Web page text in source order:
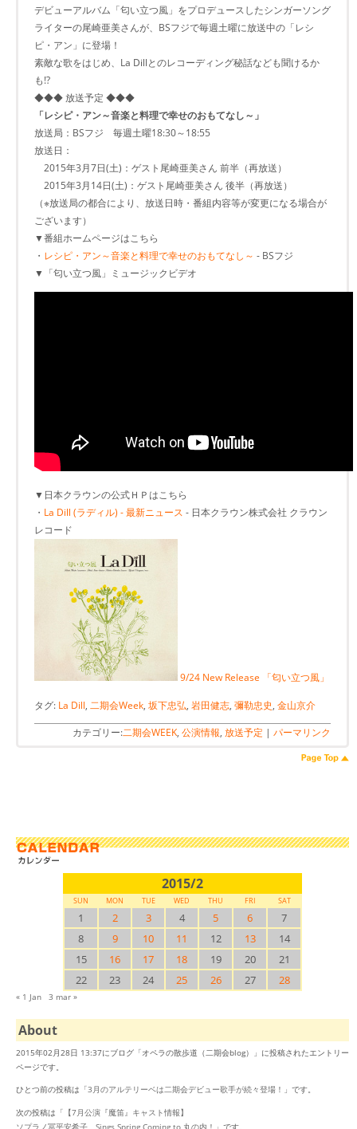
デビューアルバム「匂い立つ風」をプロデュースしたシンガーソング
ライターの尾崎亜美さんが、BSフジで毎週土曜に放送中の「レシ
ピ・アン」に登場！
素敵な歌をはじめ、La Dillとのレコーディング秘話なども聞けるか
も!?
◆◆◆ 放送予定 ◆◆◆
「レシピ・アン～音楽と料理で幸せのおもてなし～」
放送局：BSフジ 毎週土曜18:30～18:55
放送日：
2015年3月7日(土)：ゲスト尾崎亜美さん 前半（再放送）
2015年3月14日(土)：ゲスト尾崎亜美さん 後半（再放送）
（※放送局の都合により、放送日時・番組内容等が変更になる場合が
ございます）
▼番組ホームページはこちら
・ レシピ・アン～音楽と料理で幸せのおもてなし～ - BSフジ
▼「匂い立つ風」ミュージックビデオ
▼日本クラウンの公式ＨＰはこちら
・ La Dill (ラディル) - 最新ニュース - 日本クラウン株式会社 クラウン
レコード
9/24 New Release 「匂い立つ風」
タグ: La Dill, 二期会Week, 坂下忠弘, 岩田健志, 彌勒忠史, 金山京介
カテゴリー:二期会WEEK, 公演情報, 放送予定 | パーマリンク
2015/2
SUN MON TUE WED THU FRI SAT
1 2 3 4 5 6
7
8
9 10 11 12 13
14
15
16 17 18 19 20
21
22
23 24 25 26 27 28
« 1 Jan 3 mar »
About
2015年02月28日 13:37にブログ「オペラの散歩道（二期会blog）」に投稿されたエントリー
ページです。
ひとつ前の投稿は「3月のアルテリーベは二期会デビュー歌手が続々登場！ 」です。
次の投稿は「 【7月公演『魔笛』キャスト情報】
ソプラノ冨平安希子 Sings Spring Coming to 丸の内！ 」です。